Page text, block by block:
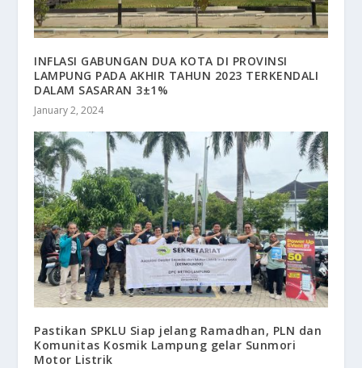
INFLASI GABUNGAN DUA KOTA DI PROVINSI
LAMPUNG PADA AKHIR TAHUN 2023 TERKENDALI
DALAM SASARAN 3±1%
January 2, 2024
Pastikan SPKLU Siap jelang Ramadhan, PLN dan
Komunitas Kosmik Lampung gelar Sunmori
Motor Listrik